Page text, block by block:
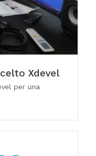
Xdevel
per una